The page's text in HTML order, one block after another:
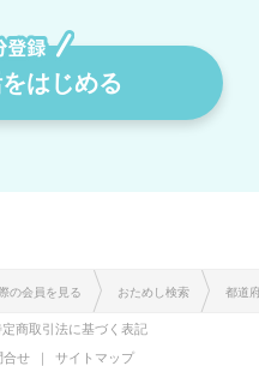
はじめる
の会員を見る おためし検索 都道
定商取引法に基づく表記
合せ サイトマップ